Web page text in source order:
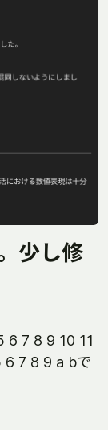
少し修
6 7 8 9 10 11
6 7 8 9 a bで